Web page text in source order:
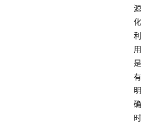
源
化
利
用
是
有
明
确
时